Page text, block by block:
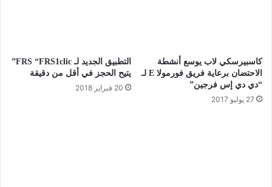
كاسبيرسكي لاب يوسع أنشطة
الاحتضان برعاية فريق فورمولا E لـ
“دي دي إس فرجين”
27 يوليو 2017
التطبيق الجديد لـ FRS “FRS1clic”
يتيح الحجز في أقل من دقيقة
20 فبراير 2018